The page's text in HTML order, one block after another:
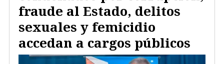
fraude al Estado, delitos
sexuales y femicidio
accedan a cargos públicos